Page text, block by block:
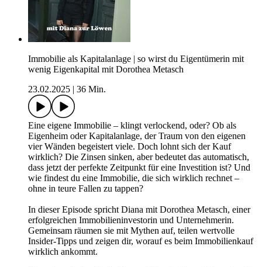
Immobilie als Kapitalanlage | so wirst du Eigentümerin mit
wenig Eigenkapital mit Dorothea Metasch
23.02.2025
36 Min.
Eine eigene Immobilie – klingt verlockend, oder? Ob als
Eigenheim oder Kapitalanlage, der Traum von den eigenen
vier Wänden begeistert viele. Doch lohnt sich der Kauf
wirklich? Die Zinsen sinken, aber bedeutet das automatisch,
dass jetzt der perfekte Zeitpunkt für eine Investition ist? Und
wie findest du eine Immobilie, die sich wirklich rechnet –
ohne in teure Fallen zu tappen?
In dieser Episode spricht Diana mit Dorothea Metasch, einer
erfolgreichen Immobilieninvestorin und Unternehmerin.
Gemeinsam räumen sie mit Mythen auf, teilen wertvolle
Insider-Tipps und zeigen dir, worauf es beim Immobilienkauf
wirklich ankommt.